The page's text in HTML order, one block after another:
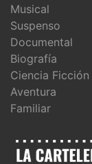
Musical
Suspenso
Documental
Biografía
Ciencia Ficción
Aventura
Familiar